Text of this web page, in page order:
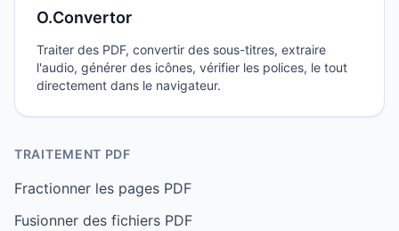
O.Convertor
Traiter des PDF, convertir des sous-titres, extraire
l'audio, générer des icônes, vérifier les polices, le tout
directement dans le navigateur.
TRAITEMENT PDF
Fractionner les pages PDF
Fusionner des fichiers PDF